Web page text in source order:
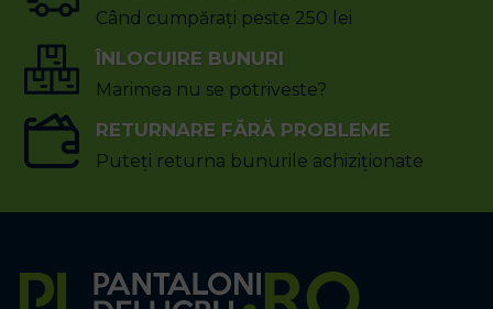
Când cumpărați peste 250 lei
ÎNLOCUIRE BUNURI
Marimea nu se potriveste?
RETURNARE FĂRĂ PROBLEME
Puteți returna bunurile achiziționate